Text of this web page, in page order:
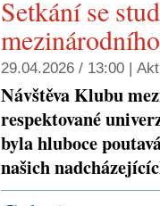
Setkání se
29.04.2026 / 13:00 |
Návštěva Klubu
respektované
byla hluboce
našich